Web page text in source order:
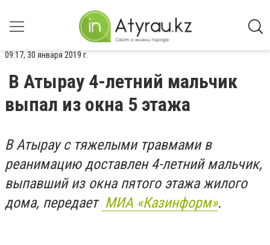
09:17, 30 января 2019 г.
В Атырау 4-летний мальчик
выпал из окна 5 этажа
В Атырау с тяжелыми травмами в
реанимацию доставлен 4-летний мальчик,
выпавший из окна пятого этажа жилого
дома, передает МИА «Казинформ».